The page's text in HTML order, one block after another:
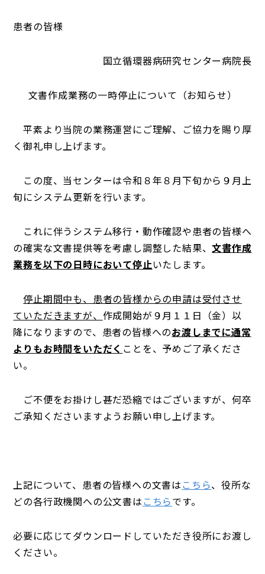
患者の皆様
国立循環器病研究センター病院長
文書作成業務の一時停止について（お知らせ）
平素より当院の業務運営にご理解、ご協力を賜り厚
く御礼申し上げます。
この度、当センターは令和８年８月下旬から９月上
旬にシステム更新を行います。
これに伴うシステム移行・動作確認や患者の皆様へ
の確実な文書提供等を考慮し調整した結果、文書作成
業務を以下の日時において停止いたします。
停止期間中も、患者の皆様からの申請は受付させ
ていただきますが、 作成開始が９月１１日（金）以
降になりますので、患者の皆様へのお渡しまでに通常
よりもお時間をいただく ことを、予めご了承くださ
い。
ご不便をお掛けし甚だ恐縮ではございますが、何卒
ご承知くださいますようお願い申し上げます。
上記について、患者の皆様への文書は こちら、役所な
どの各行政機関への公文書は こちらです。
必要に応じてダウンロードしていただき役所にお渡し
ください。